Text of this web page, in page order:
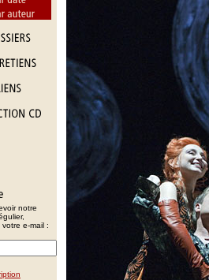
notre
votre e-mail :